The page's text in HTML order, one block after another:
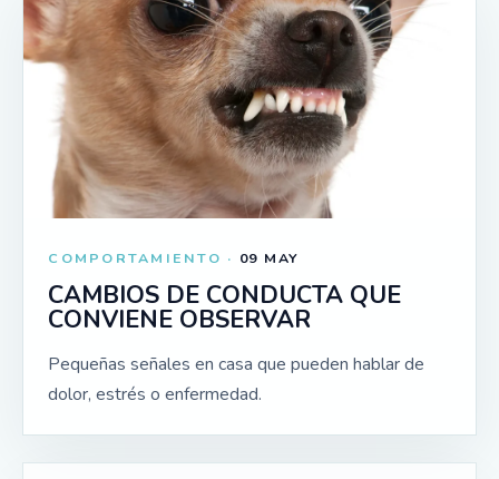
COMPORTAMIENTO · 09 MAY
CAMBIOS DE CONDUCTA QUE
CONVIENE OBSERVAR
Pequeñas señales en casa que pueden hablar de
dolor, estrés o enfermedad.